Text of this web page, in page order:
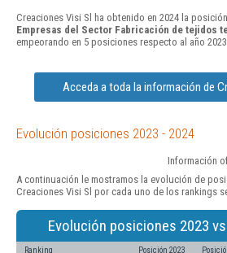
Creaciones Visi Sl ha obtenido en 2024 la
Empresas del Sector Fabricación de tejidos
empeorando en 5 posiciones respecto al año 2023.
Acceda a toda la información de
Evolución posiciones 2023 - 2024
Información
A continuación le mostramos la evolución de
Creaciones Visi Sl por cada uno de los rankings
Evolución posiciones 2023
Ranking Posición 2023